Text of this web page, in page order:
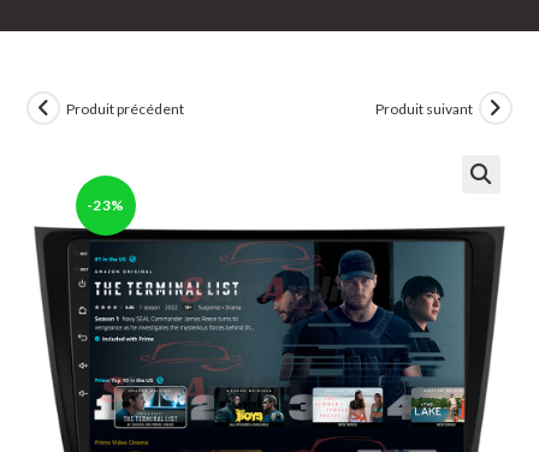
-23%
Produit précédent Produit suivant